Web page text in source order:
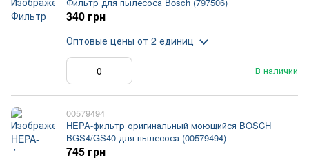
В наличии
340 грн
Оптовые цены от 2 единиц
00579494
HEPA-фильтр оригинальный моющийся BOSCH
BGS4/GS40 для пылесоса (00579494)
745 грн